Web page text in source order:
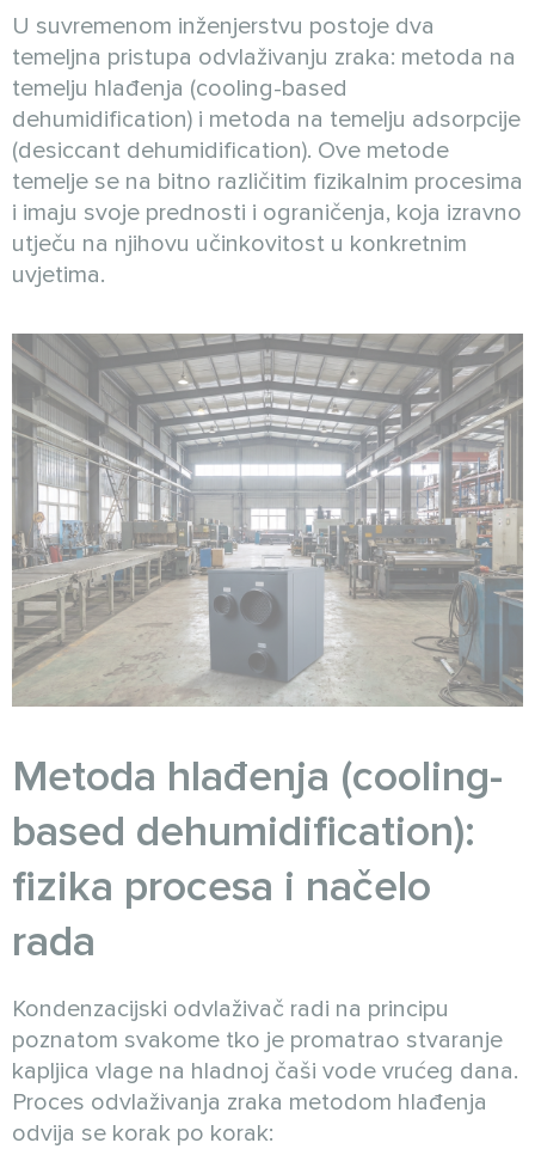
U suvremenom inženjerstvu postoje dva
temeljna pristupa odvlaživanju zraka: metoda na
temelju hlađenja (cooling-based
dehumidification) i metoda na temelju adsorpcije
(desiccant dehumidification). Ove metode
temelje se na bitno različitim fizikalnim procesima
i imaju svoje prednosti i ograničenja, koja izravno
utječu na njihovu učinkovitost u konkretnim
uvjetima.
Metoda hlađenja (cooling-
based dehumidification):
fizika procesa i načelo
rada
Kondenzacijski odvlaživač radi na principu
poznatom svakome tko je promatrao stvaranje
kapljica vlage na hladnoj čaši vode vrućeg dana.
Proces odvlaživanja zraka metodom hlađenja
odvija se korak po korak: